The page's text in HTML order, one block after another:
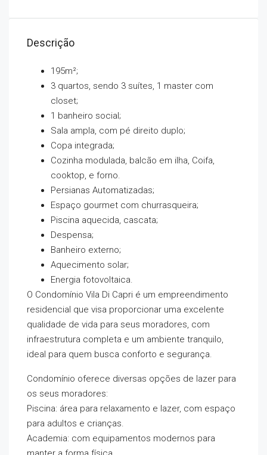
Descrição
195m²;
3 quartos, sendo 3 suítes, 1 master com
closet;
1 banheiro social;
Sala ampla, com pé direito duplo;
Copa integrada;
Cozinha modulada, balcão em ilha, Coifa,
cooktop, e forno.
Persianas Automatizadas;
Espaço gourmet com churrasqueira;
Piscina aquecida, cascata;
Despensa;
Banheiro externo;
Aquecimento solar;
Energia fotovoltaica.
O Condomínio Vila Di Capri é um empreendimento
residencial que visa proporcionar uma excelente
qualidade de vida para seus moradores, com
infraestrutura completa e um ambiente tranquilo,
ideal para quem busca conforto e segurança.
Condomínio oferece diversas opções de lazer para
os seus moradores:
Piscina: área para relaxamento e lazer, com espaço
para adultos e crianças.
Academia: com equipamentos modernos para